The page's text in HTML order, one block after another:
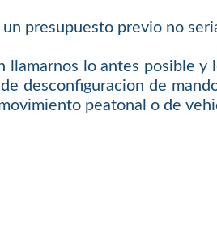
presupuesto previo no
llamarnos lo antes posible
desconfiguracion de
peatonal o de